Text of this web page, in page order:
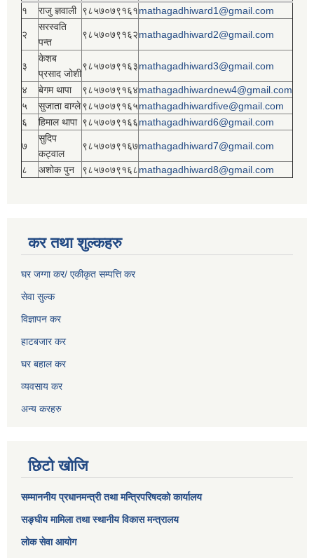
१ राजु ज्ञवाली ९८५७०७९१६१mathagadhiward1@gmail.com
२
सरस्वति
पन्त
९८५७०७९१६२mathagadhiward2@gmail.com
३
केशब
प्रसाद जोशी
९८५७०७९१६३mathagadhiward3@gmail.com
४ बेगम थापा ९८५७०७९१६४mathagadhiwardnew4@gmail.com
५
सुजाता वाग्ले९८५७०७९१६५mathagadhiwardfive@gmail.com
६
हिमाल थापा ९८५७०७९१६६mathagadhiward6@gmail.com
७
सुदिप
कट्वाल
९८५७०७९१६७mathagadhiward7@gmail.com
८ अशोक पुन ९८५७०७९१६८mathagadhiward8@gmail.com
कर तथा शुल्कहरु
घर जग्गा कर/ एकीकृत सम्पत्ति कर
सेवा सुल्क
विज्ञापन कर
हाटबजार कर
घर बहाल कर
व्यवसाय कर
अन्य करहरु
छिटो खोजि
सम्माननीय प्रधानमन्त्री तथा मन्त्रिपरिषद‌को कार्यालय
सङ्घीय मामिला तथा स्थानीय विकास मन्त्रालय
लोक सेवा आयोग